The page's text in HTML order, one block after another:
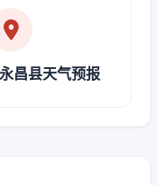
永昌县天气预报